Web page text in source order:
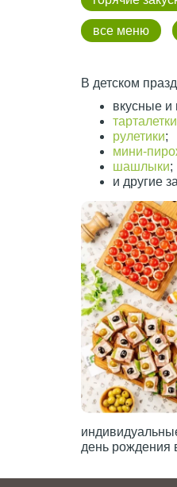
все меню
В детском
вкусные и
рулетики;
мини-
шашлыки;
и другие
день рождения